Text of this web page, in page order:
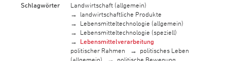
Schlagwörter
Landwirtschaft (allgemein)
landwirtschaftliche Produkte
Lebensmitteltechnologie (allgemein)
Lebensmitteltechnologie (speziell)
Lebensmittelverarbeitung
politischer Rahmen
politisches Leben